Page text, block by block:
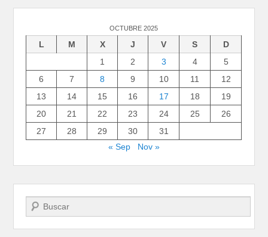
OCTUBRE 2025
L M X J V S
D
1
2 3 4
5
6
7 8 9 10 11
12
13
14 15 16 17 18
19
20
21 22 23 24 25
26
27
28 29 30
31
« Sep
Nov »
Buscar